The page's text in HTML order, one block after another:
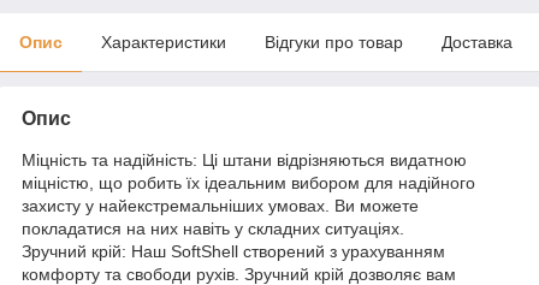
Опис Характеристики Відгуки про товар Доставка
Опис
Міцність та надійність: Ці штани відрізняються видатною
міцністю, що робить їх ідеальним вибором для надійного
захисту у найекстремальніших умовах. Ви можете
покладатися на них навіть у складних ситуаціях.
Зручний крій: Наш SoftShell створений з урахуванням
комфорту та свободи рухів. Зручний крій дозволяє вам